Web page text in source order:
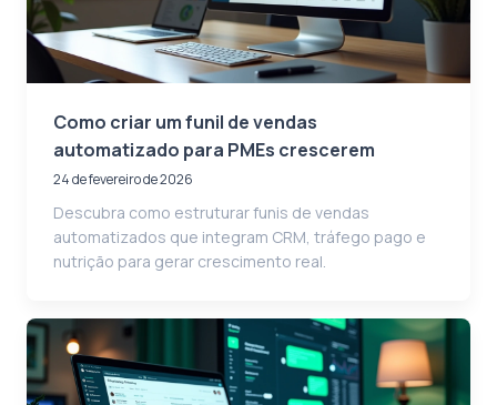
Como criar um funil de vendas
automatizado para PMEs crescerem
24 de fevereiro de 2026
Descubra como estruturar funis de vendas
automatizados que integram CRM, tráfego pago e
nutrição para gerar crescimento real.